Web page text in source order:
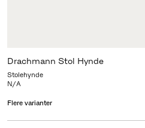
Drachmann Stol Hynde
Stolehynde
N/A
Flere varianter